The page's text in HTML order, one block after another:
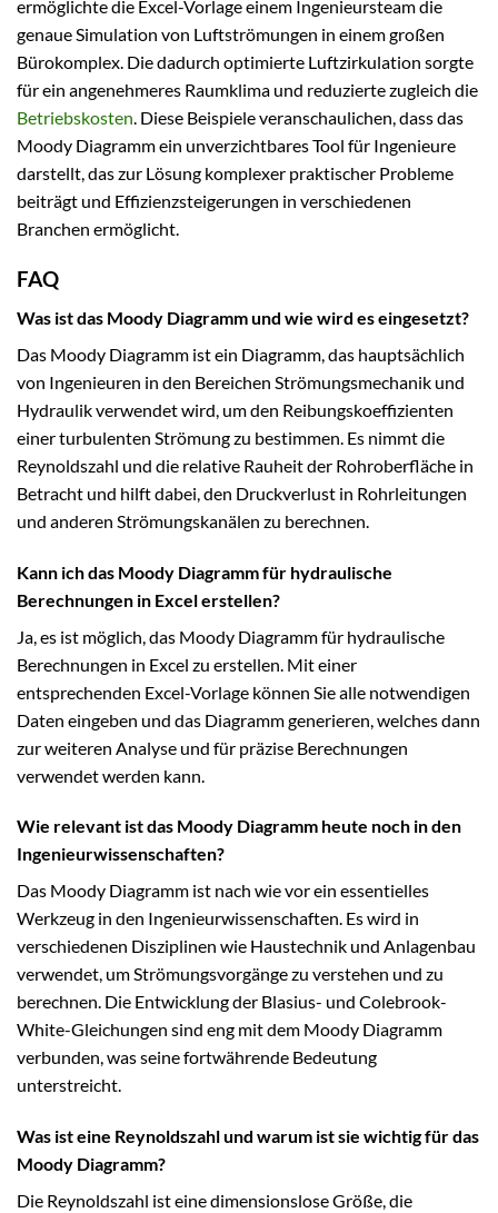
ermöglichte die Excel-Vorlage einem Ingenieursteam die
genaue Simulation von Luftströmungen in einem großen
Bürokomplex. Die dadurch optimierte Luftzirkulation sorgte
für ein angenehmeres Raumklima und reduzierte zugleich die
Betriebskosten. Diese Beispiele veranschaulichen, dass das
Moody Diagramm ein unverzichtbares Tool für Ingenieure
darstellt, das zur Lösung komplexer praktischer Probleme
beiträgt und Effizienzsteigerungen in verschiedenen
Branchen ermöglicht.
FAQ
Was ist das Moody Diagramm und wie wird es eingesetzt?
Das Moody Diagramm ist ein Diagramm, das hauptsächlich
von Ingenieuren in den Bereichen Strömungsmechanik und
Hydraulik verwendet wird, um den Reibungskoeffizienten
einer turbulenten Strömung zu bestimmen. Es nimmt die
Reynoldszahl und die relative Rauheit der Rohroberfläche in
Betracht und hilft dabei, den Druckverlust in Rohrleitungen
und anderen Strömungskanälen zu berechnen.
Kann ich das Moody Diagramm für hydraulische
Berechnungen in Excel erstellen?
Ja, es ist möglich, das Moody Diagramm für hydraulische
Berechnungen in Excel zu erstellen. Mit einer
entsprechenden Excel-Vorlage können Sie alle notwendigen
Daten eingeben und das Diagramm generieren, welches dann
zur weiteren Analyse und für präzise Berechnungen
verwendet werden kann.
Wie relevant ist das Moody Diagramm heute noch in den
Ingenieurwissenschaften?
Das Moody Diagramm ist nach wie vor ein essentielles
Werkzeug in den Ingenieurwissenschaften. Es wird in
verschiedenen Disziplinen wie Haustechnik und Anlagenbau
verwendet, um Strömungsvorgänge zu verstehen und zu
berechnen. Die Entwicklung der Blasius- und Colebrook-
White-Gleichungen sind eng mit dem Moody Diagramm
verbunden, was seine fortwährende Bedeutung
unterstreicht.
Was ist eine Reynoldszahl und warum ist sie wichtig für das
Moody Diagramm?
Die Reynoldszahl ist eine dimensionslose Größe, die